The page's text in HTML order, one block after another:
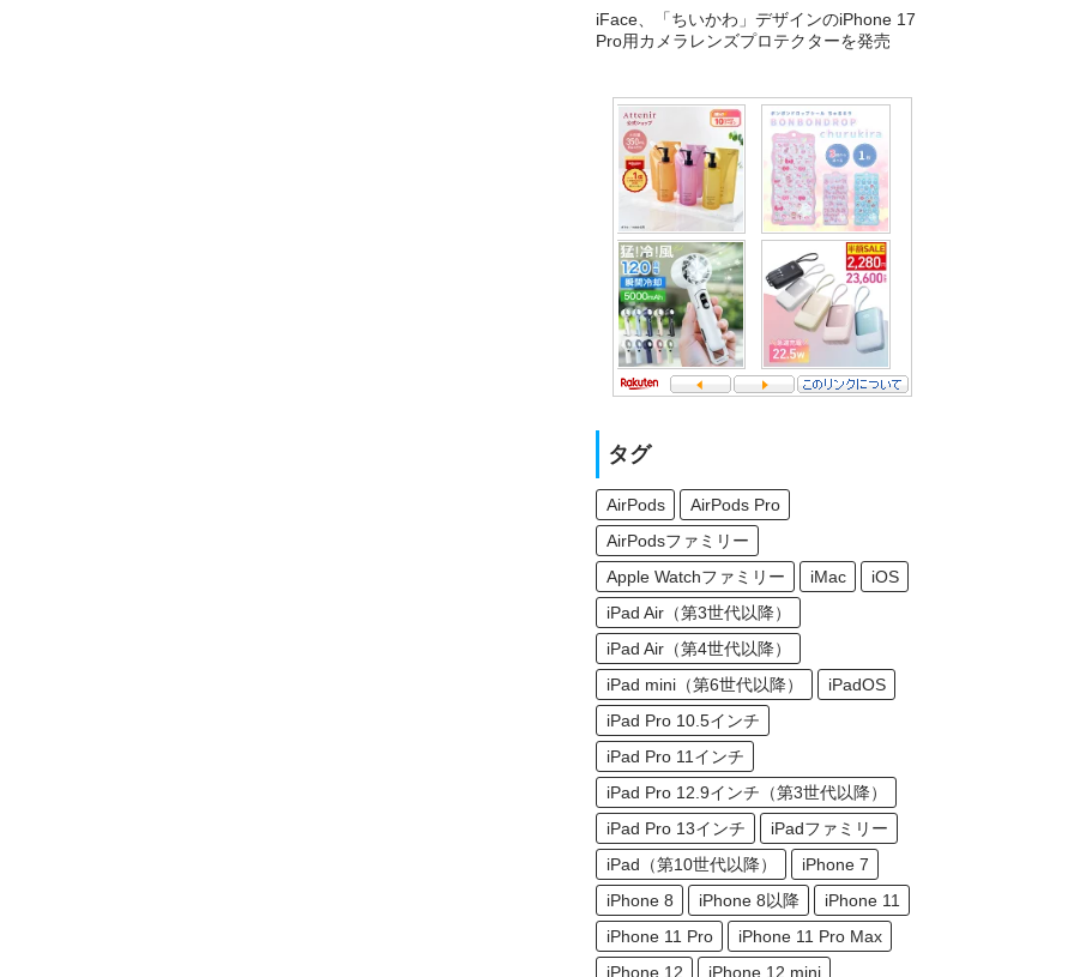
iFace、「ちいかわ」デザインのiPhone 17
Pro用カメラレンズプロテクターを発売
タグ
AirPods
AirPods Pro
AirPodsファミリー
Apple Watchファミリー
iMac
iOS
iPad Air（第3世代以降）
iPad Air（第4世代以降）
iPad mini（第6世代以降）
iPadOS
iPad Pro 10.5インチ
iPad Pro 11インチ
iPad Pro 12.9インチ（第3世代以降）
iPad Pro 13インチ
iPadファミリー
iPad（第10世代以降）
iPhone 7
iPhone 8
iPhone 8以降
iPhone 11
iPhone 11 Pro
iPhone 11 Pro Max
iPhone 12
iPhone 12 mini